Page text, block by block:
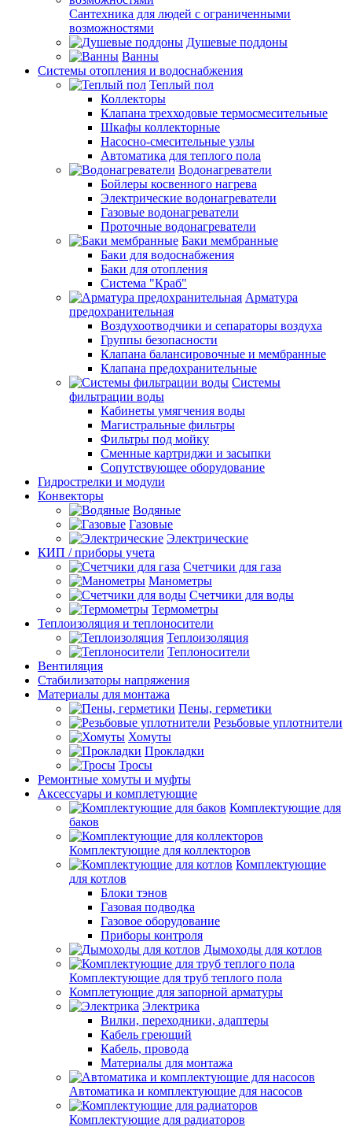
Сантехника для людей с ограниченными
возможностями
Душевые поддоны
Ванны
Системы отопления и водоснабжения
Теплый пол
Коллекторы
Клапана трехходовые термосмесительные
Шкафы коллекторные
Насосно-смесительные узлы
Автоматика для теплого пола
Водонагреватели
Бойлеры косвенного нагрева
Электрические водонагреватели
Газовые водонагреватели
Проточные водонагреватели
Баки мембранные
Баки для водоснабжения
Баки для отопления
Система "Краб"
Арматура
предохранительная
Воздухоотводчики и сепараторы воздуха
Группы безопасности
Клапана балансировочные и мембранные
Клапана предохранительные
Системы
фильтрации воды
Кабинеты умягчения воды
Магистральные фильтры
Фильтры под мойку
Сменные картриджи и засыпки
Сопутствующее оборудование
Гидрострелки и модули
Конвекторы
Водяные
Газовые
Электрические
КИП / приборы учета
Счетчики для газа
Манометры
Счетчики для воды
Термометры
Теплоизоляция и теплоносители
Теплоизоляция
Теплоносители
Вентиляция
Стабилизаторы напряжения
Материалы для монтажа
Пены, герметики
Резьбовые уплотнители
Хомуты
Прокладки
Тросы
Ремонтные хомуты и муфты
Аксессуары и комплетующие
Комплектующие для
баков
Комплектующие для коллекторов
Комплектующие
для котлов
Блоки тэнов
Газовая подводка
Газовое оборудование
Приборы контроля
Дымоходы для котлов
Комплектующие для труб теплого пола
Комплетующие для запорной арматуры
Электрика
Вилки, переходники, адаптеры
Кабель греющий
Кабель, провода
Материалы для монтажа
Автоматика и комплектующие для насосов
Комплектующие для радиаторов